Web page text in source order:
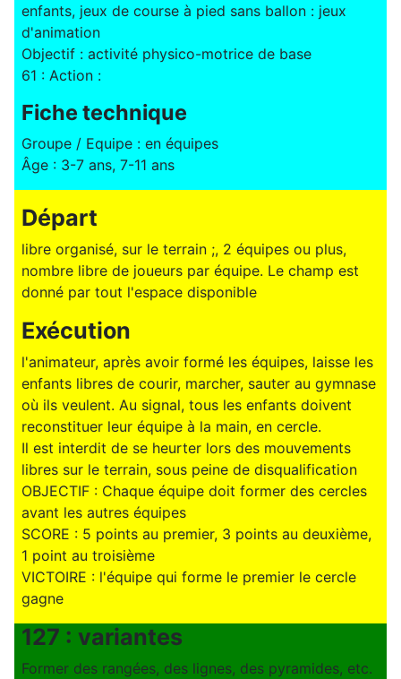
enfants, jeux de course à pied sans ballon : jeux
d'animation
Objectif : activité physico-motrice de base
61 : Action :
Fiche technique
Groupe / Equipe : en équipes
Âge : 3-7 ans, 7-11 ans
Départ
libre organisé, sur le terrain ;, 2 équipes ou plus,
nombre libre de joueurs par équipe. Le champ est
donné par tout l'espace disponible
Exécution
l'animateur, après avoir formé les équipes, laisse les
enfants libres de courir, marcher, sauter au gymnase
où ils veulent. Au signal, tous les enfants doivent
reconstituer leur équipe à la main, en cercle.
Il est interdit de se heurter lors des mouvements
libres sur le terrain, sous peine de disqualification
OBJECTIF : Chaque équipe doit former des cercles
avant les autres équipes
SCORE : 5 points au premier, 3 points au deuxième,
1 point au troisième
VICTOIRE : l'équipe qui forme le premier le cercle
gagne
127 : variantes
Former des rangées, des lignes, des pyramides, etc.